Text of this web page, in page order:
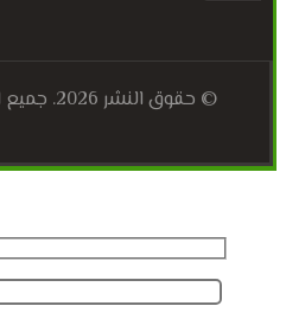
© حقوق النشر 2026. جميع الحقوق محفوظة.